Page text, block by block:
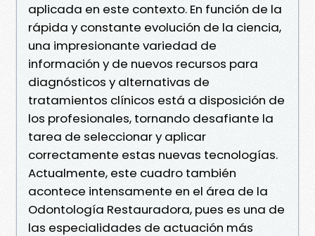
aplicada en este contexto. En función de la
rápida y constante evolución de la ciencia,
una impresionante variedad de
información y de nuevos recursos para
diagnósticos y alternativas de
tratamientos clínicos está a disposición de
los profesionales, tornando desafiante la
tarea de seleccionar y aplicar
correctamente estas nuevas tecnologías.
Actualmente, este cuadro también
acontece intensamente en el área de la
Odontología Restauradora, pues es una de
las especialidades de actuación más